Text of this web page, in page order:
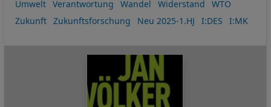
Umwelt
Verantwortung Wandel Widerstand
WTO
Zukunft
Zukunftsforschung Neu 2025-1.HJ I:DES I:MK